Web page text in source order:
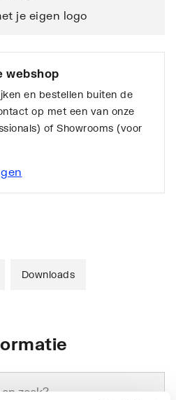
je eigen logo
webshop
en bestellen buiten de
op met een van onze
of Showrooms (voor
Downloads